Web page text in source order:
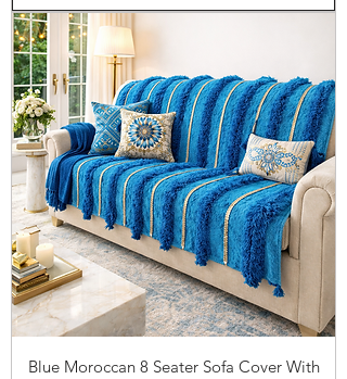
Blue Moroccan 8 Seater Sofa Cover With